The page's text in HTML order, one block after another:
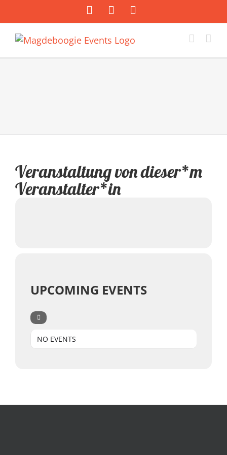
Inhalt
springen
FacebookInstagram
Mail
Veranstaltung von dieser*m
Veranstalter*in
UPCOMING EVENTS
NO EVENTS